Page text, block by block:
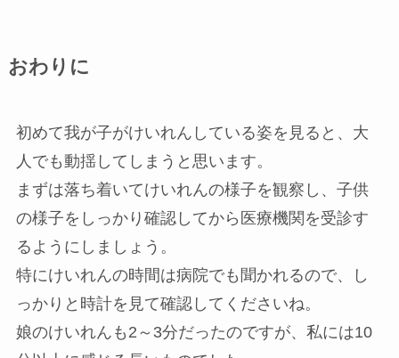
おわりに
初めて我が子がけいれんしている姿を見ると、大
人でも動揺してしまうと思います。
まずは落ち着いてけいれんの様子を観察し、子供
の様子をしっかり確認してから医療機関を受診す
るようにしましょう。
特にけいれんの時間は病院でも聞かれるので、し
っかりと時計を見て確認してくださいね。
娘のけいれんも2～3分だったのですが、私には10